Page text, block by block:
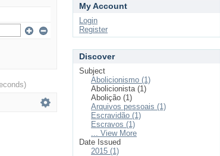
My Account
Login
Register
Discover
Subject
Abolicionismo (1)
Abolicionista (1)
Abolição (1)
Arquivos pessoais (1)
Escravidão (1)
Escravos (1)
... View More
Date Issued
2015 (1)